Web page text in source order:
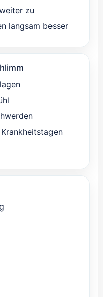
zu
langsam besser